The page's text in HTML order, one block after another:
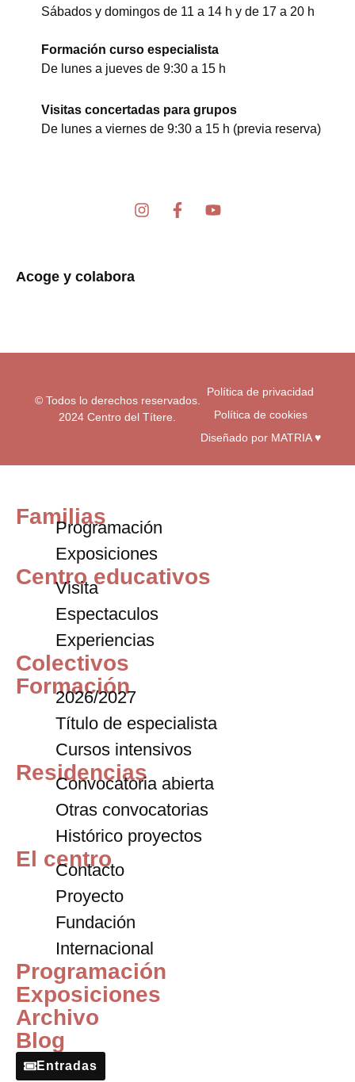
Sábados y domingos de 11 a 14 h y de 17 a 20 h
Formación curso especialista
De lunes a jueves de 9:30 a 15 h
Visitas concertadas para grupos
De lunes a viernes de 9:30 a 15 h (previa reserva)
I
F
f
Y
Acoge y colabora
© Todos lo derechos reservados.
2024 Centro del Títere.
Política de privacidad
Política de cookies
Diseñado por MATRIA ♥
Familias
Programación
Exposiciones
Centro educativos
Visita
Espectaculos
Experiencias
Colectivos
Formación
2026/2027
Título de especialista
Cursos intensivos
Residencias
Convocatoria abierta
Otras convocatorias
Histórico proyectos
El centro
Contacto
Proyecto
Fundación
Internacional
Programación
Exposiciones
Archivo
Blog
Entradas